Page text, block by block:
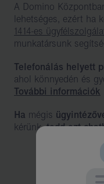
A Domino
lehetséges, ezért ha
1414-es
munkatársunk
Telefonálás helyett
ahol könnyedén és
További információk
Ha mégis
kérünk,tedd ezt